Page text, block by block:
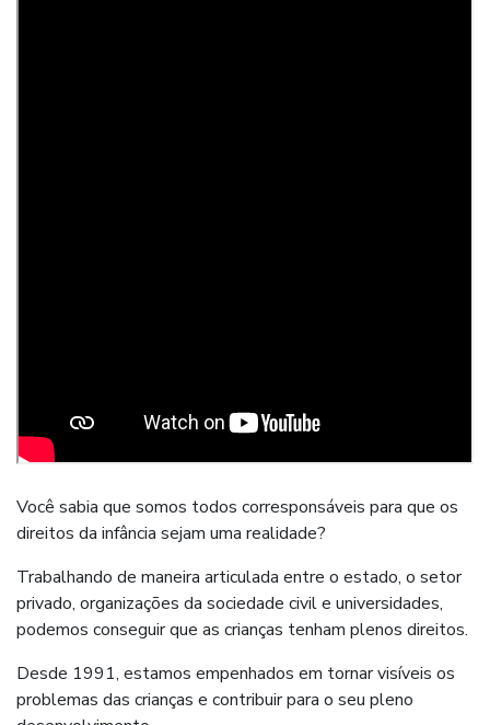
Você sabia que somos todos corresponsáveis para que os
direitos da infância sejam uma realidade?
Trabalhando de maneira articulada entre o estado, o setor
privado, organizações da sociedade civil e universidades,
podemos conseguir que as crianças tenham plenos direitos.
Desde 1991, estamos empenhados em tornar visíveis os
problemas das crianças e contribuir para o seu pleno